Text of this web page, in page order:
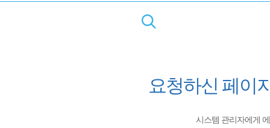
요청하신 페이
시스템 관리자에게